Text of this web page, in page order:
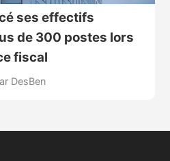
ses effectifs
de 300 postes lors
fiscal
DesBen